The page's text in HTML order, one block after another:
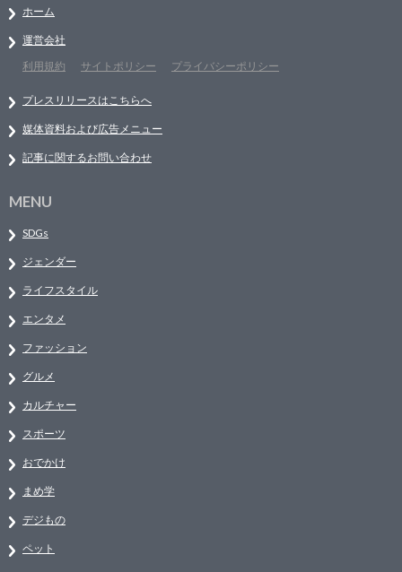
ホーム
運営会社
利用規約
サイトポリシー プライバシーポリシー
プレスリリースはこちらへ
媒体資料および広告メニュー
記事に関するお問い合わせ
MENU
SDGs
ジェンダー
ライフスタイル
エンタメ
ファッション
グルメ
カルチャー
スポーツ
おでかけ
まめ学
デジもの
ペット